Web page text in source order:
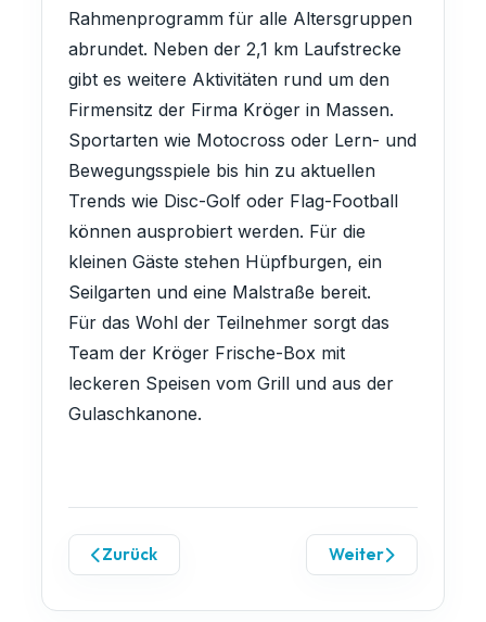
Rahmenprogramm für alle Altersgruppen
abrundet. Neben der 2,1 km Laufstrecke
gibt es weitere Aktivitäten rund um den
Firmensitz der Firma Kröger in Massen.
Sportarten wie Motocross oder Lern- und
Bewegungsspiele bis hin zu aktuellen
Trends wie Disc-Golf oder Flag-Football
können ausprobiert werden. Für die
kleinen Gäste stehen Hüpfburgen, ein
Seilgarten und eine Malstraße bereit.
Für das Wohl der Teilnehmer sorgt das
Team der Kröger Frische-Box mit
leckeren Speisen vom Grill und aus der
Gulaschkanone.
Zurück Weiter